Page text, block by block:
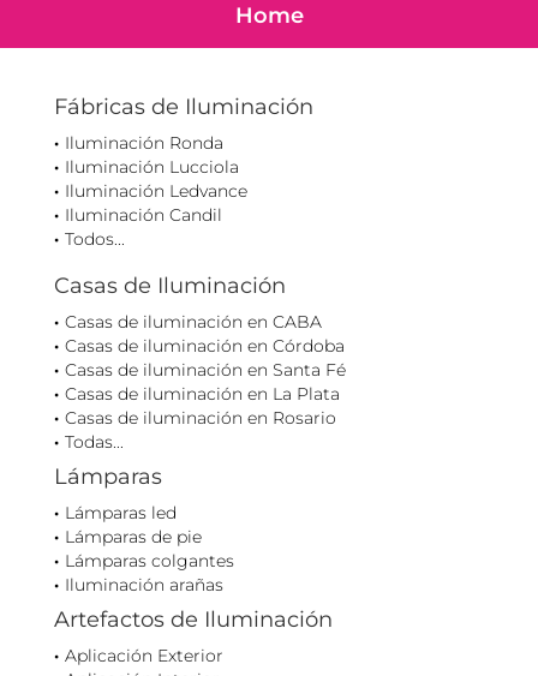
Home
Fábricas de Iluminación
Iluminación Ronda
Iluminación Lucciola
Iluminación Ledvance
Iluminación Candil
Todos...
Casas de Iluminación
Casas de iluminación en CABA
Casas de iluminación en Córdoba
Casas de iluminación en Santa Fé
Casas de iluminación en La Plata
Casas de iluminación en Rosario
Todas...
Lámparas
Lámparas led
Lámparas de pie
Lámparas colgantes
Iluminación arañas
Artefactos de Iluminación
Aplicación Exterior